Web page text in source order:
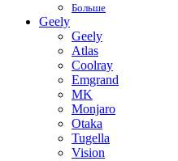
Больше
Geely
Geely
Atlas
Coolray
Emgrand
MK
Monjaro
Otaka
Tugella
Vision